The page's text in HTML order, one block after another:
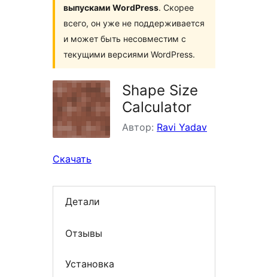
выпусками WordPress. Скорее
всего, он уже не поддерживается
и может быть несовместим с
текущими версиями WordPress.
Shape Size
Calculator
Автор: Ravi Yadav
Скачать
Детали
Отзывы
Установка